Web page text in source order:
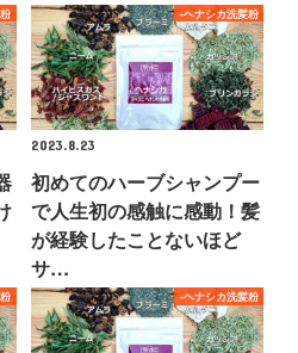
-ヘナシカ洗髪粉
2023.8.23
初めてのハーブシャンプー
で人生初の感触に感動！髪
が経験したことないほど
サ…
-ヘナシカ洗髪粉